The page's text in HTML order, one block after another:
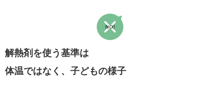
解熱剤を使う基準は
体温ではなく、子どもの様子